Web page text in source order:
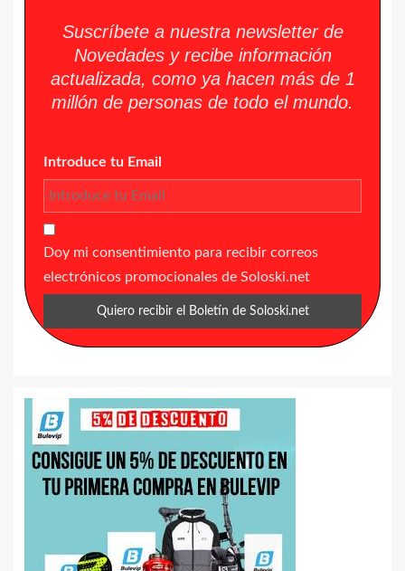
Suscríbete a nuestra newsletter de
Novedades y recibe información
actualizada, como ya hacen más de 1
millón de personas de todo el mundo.
Introduce tu Email
Doy mi consentimiento para recibir correos
electrónicos promocionales de Soloski.net